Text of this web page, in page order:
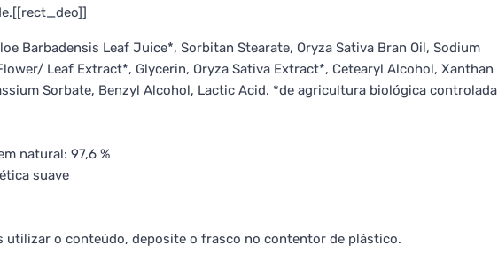
Barbadensis Leaf Juice*, Sorbitan Stearate, Oryza Sativa Bran Oil, Sodium
Leaf Extract*, Glycerin, Oryza Sativa Extract*, Cetearyl Alcohol, Xanthan
Sorbate, Benzyl Alcohol, Lactic Acid. *de agricultura biológica controlada
natural: 97,6 %
suave
utilizar o conteúdo, deposite o frasco no contentor de plástico.